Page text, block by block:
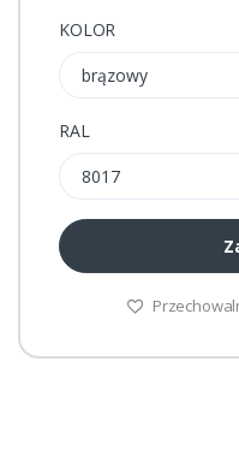
KOLOR
brązowy
RAL
8017